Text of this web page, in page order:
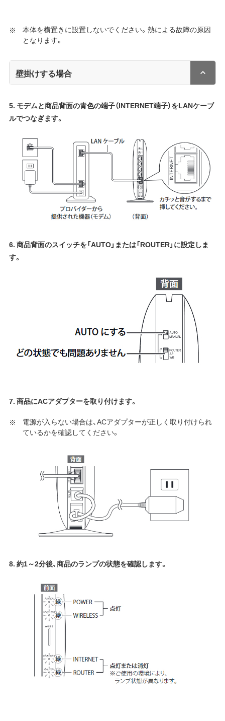
本体を横置きに設置しないでください。熱による故障の原因
となります。
壁掛けする場合
5. モデムと商品背面の青色の端子（INTERNET端子）をLANケーブ
ルでつなぎます。
6. 商品背面のスイッチを「AUTO」または「ROUTER」に設定しま
す。
7. 商品にACアダプターを取り付けます。
電源が入らない場合は、ACアダプターが正しく取り付けられ
ているかを確認してください。
8. 約1～2分後、商品のランプの状態を確認します。